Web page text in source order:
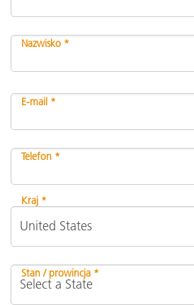
Nazwisko *
E-mail *
Telefon *
Kraj *
Stan / prowincja *